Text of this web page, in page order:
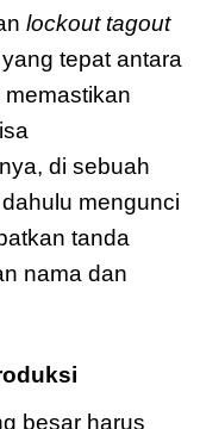
lockout tagout
tepat antara
di sebuah
mengunci
tanda
nama dan
besar harus